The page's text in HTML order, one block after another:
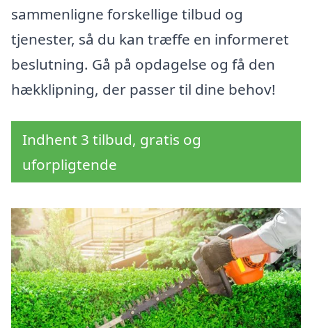
sammenligne forskellige tilbud og
tjenester, så du kan træffe en informeret
beslutning. Gå på opdagelse og få den
hækklipning, der passer til dine behov!
Indhent 3 tilbud, gratis og
uforpligtende